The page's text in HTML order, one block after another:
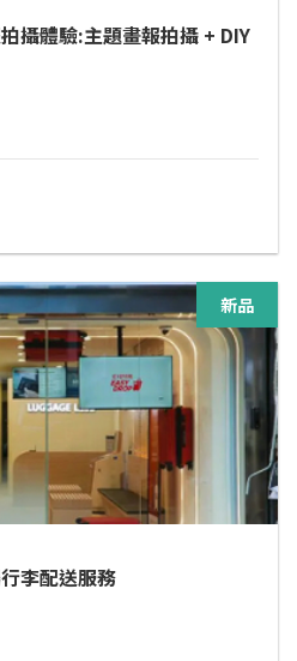
攝體驗:主題畫報拍攝 + DIY
新品
李配送服務